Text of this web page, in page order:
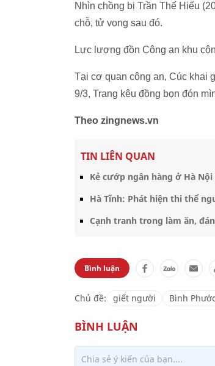
Nhìn chồng bị Trần Thế Hiếu
chỗ, tử vong sau đó.
Lực lượng đồn Công an khu
Tại cơ quan công an, Cúc khai
9/3, Trang kêu đồng bọn đón
Theo zingnews.vn
TIN LIÊN QUAN
Kẻ cướp ngân hàng ở Hà
Hà Tĩnh: Phát hiện thi thể
Cạnh tranh trong làm ăn,
Bình luận
Chủ đề: giết người Bình Phước